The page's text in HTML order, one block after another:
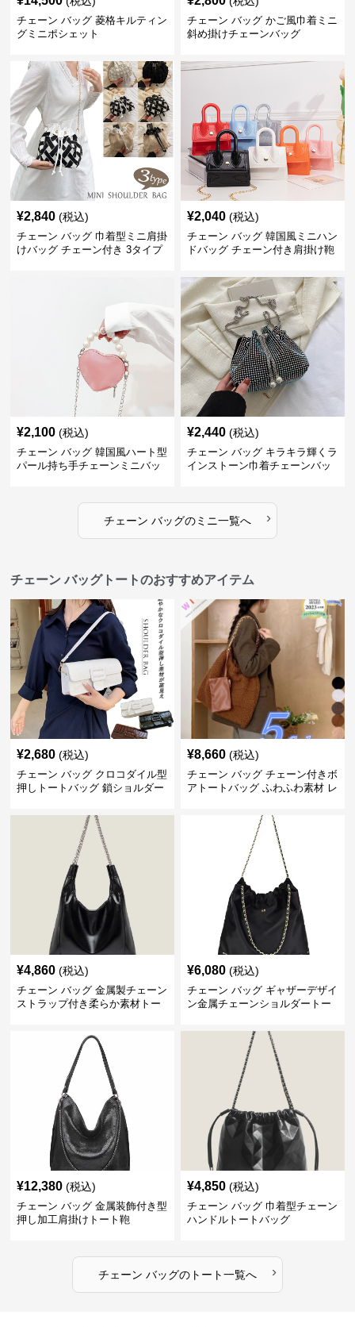
チェーン バッグ 菱格キルティン
グミニポシェット
チェーン バッグ かご風巾着ミニ
斜め掛けチェーンバッグ
¥2,840 (税込)
チェーン バッグ 巾着型ミニ肩掛
けバッグ チェーン付き 3タイプ
¥2,040 (税込)
チェーン バッグ 韓国風ミニハン
ドバッグ チェーン付き肩掛け鞄
¥2,100 (税込)
チェーン バッグ 韓国風ハート型
パール持ち手チェーンミニバッ
¥2,440 (税込)
チェーン バッグ キラキラ輝くラ
インストーン巾着チェーンバッ
チェーン バッグのミニ一覧へ ›
チェーン バッグトートのおすすめアイテム
¥2,680 (税込)
チェーン バッグ クロコダイル型
押しトートバッグ 鎖ショルダー
¥8,660 (税込)
チェーン バッグ チェーン付きボ
アトートバッグ ふわふわ素材 レ
¥4,860 (税込)
チェーン バッグ 金属製チェーン
ストラップ付き柔らか素材トー
¥6,080 (税込)
チェーン バッグ ギャザーデザイ
ン金属チェーンショルダートー
¥12,380 (税込)
チェーン バッグ 金属装飾付き型
押し加工肩掛けトート鞄
¥4,850 (税込)
チェーン バッグ 巾着型チェーン
ハンドルトートバッグ
チェーン バッグのトート一覧へ ›